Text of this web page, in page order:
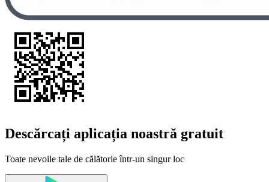
Descărcați aplicația noastră gratuit
Toate nevoile tale de călătorie într-un singur loc